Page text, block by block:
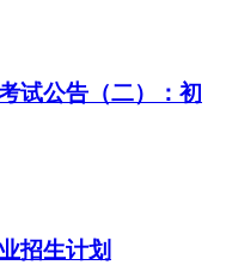
试公告（二）：初
招生计划